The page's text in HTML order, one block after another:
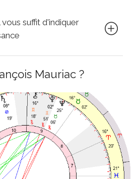
vous suffit d'indiquer
Mauriac ?